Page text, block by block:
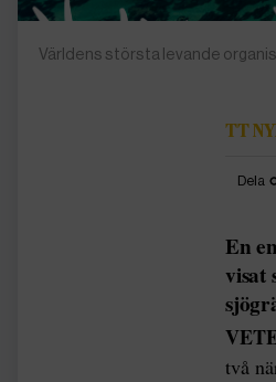
Världens största levande
TT
Dela
En
visat
två